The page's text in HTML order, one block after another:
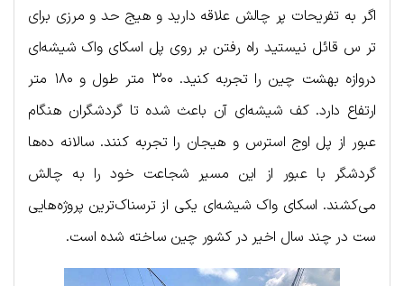
اگر به تفریحات پر چالش علاقه دارید و هیج حد و مرزی برای
تر س قائل نیستید راه رفتن بر روی پل اسکای واک شیشه‌ای
دروازه بهشت چین را تجربه کنید. ۳۰۰ متر طول و ۱۸۰ متر
ارتفاع دارد. کف شیشه‌ای آن باعث شده تا گردشگران هنگام
عبور از پل اوج استرس و هیجان را تجربه کنند. سالانه ده‌ها
گردشگر با عبور از این مسیر شجاعت خود را به چالش
می‌کشند. اسکای واک شیشه‌ای یکی از ترسناک‌ترین پروژه‌هایی
ست در چند سال اخیر در کشور چین ساخته شده است.